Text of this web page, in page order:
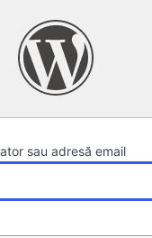
sau adresă email